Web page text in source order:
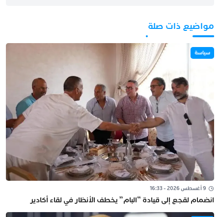
مواضيع ذات صلة
سياسة
9 أغسطس 2026 - 16:33
انضمام لقجع إلى قيادة “البام” يخطف الأنظار في لقاء أكادير